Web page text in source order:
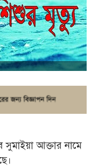
সুমাইয়া আক্তার নামে